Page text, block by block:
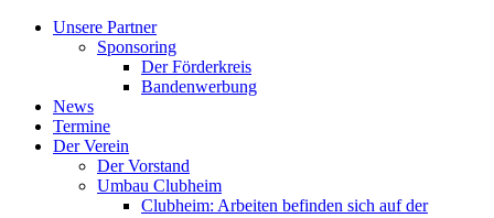
Unsere Partner
Sponsoring
Der Förderkreis
Bandenwerbung
News
Termine
Der Verein
Der Vorstand
Umbau Clubheim
Clubheim: Arbeiten befinden sich auf der